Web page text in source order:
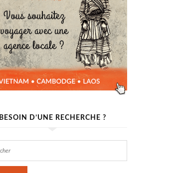
BESOIN D’UNE RECHERCHE ?